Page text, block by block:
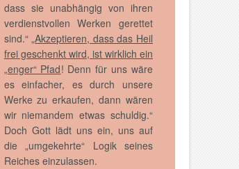
dass sie unabhängig von ihren
verdienstvollen Werken gerettet
sind.“ „Akzeptieren, dass das Heil
frei geschenkt wird, ist wirklich ein
„enger“ Pfad! Denn für uns wäre
es einfacher, es durch unsere
Werke zu erkaufen, dann wären
wir niemandem etwas schuldig.“
Doch Gott lädt uns ein, uns auf
die „umgekehrte“ Logik seines
Reiches einzulassen.